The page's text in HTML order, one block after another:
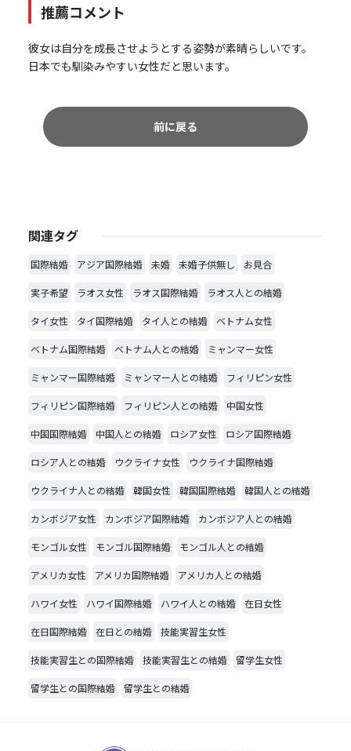
推薦コメント
彼女は自分を成長させようとする姿勢が素晴らしいです。
日本でも馴染みやすい女性だと思います。
前に戻る
関連タグ
国際結婚 アジア国際結婚 未婚 未婚子供無し お見合
実子希望 ラオス女性 ラオス国際結婚 ラオス人との結婚
タイ女性 タイ国際結婚 タイ人との結婚 ベトナム女性
ベトナム国際結婚 ベトナム人との結婚 ミャンマー女性
ミャンマー国際結婚 ミャンマー人との結婚 フィリピン女性
フィリピン国際結婚 フィリピン人との結婚 中国女性
中国国際結婚 中国人との結婚 ロシア女性 ロシア国際結婚
ロシア人との結婚 ウクライナ女性 ウクライナ国際結婚
ウクライナ人との結婚 韓国女性 韓国国際結婚 韓国人との結婚
カンボジア女性 カンボジア国際結婚 カンボジア人との結婚
モンゴル女性 モンゴル国際結婚 モンゴル人との結婚
アメリカ女性 アメリカ国際結婚 アメリカ人との結婚
ハワイ女性 ハワイ国際結婚 ハワイ人との結婚 在日女性
在日国際結婚 在日との結婚 技能実習生女性
技能実習生との国際結婚 技能実習生との結婚 留学生女性
留学生との国際結婚 留学生との結婚